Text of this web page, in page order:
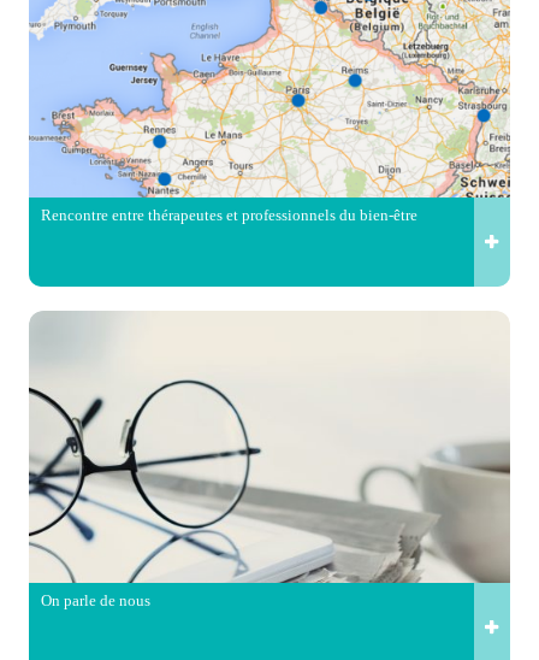
Rencontre entre thérapeutes et professionnels du bien-être
On parle de nous